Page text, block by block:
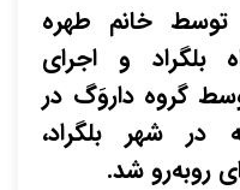
توسط خانم طهره
بلگراد و اجرای
گروه داروَگ در
در شهر بلگراد،
روبه‌رو شد.